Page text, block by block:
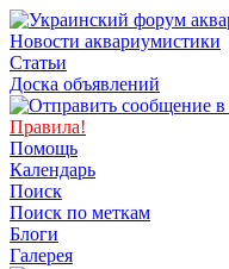
Новости аквариумистики
Статьи
Доска объявлений
Правила!
Помощь
Календарь
Поиск
Поиск по меткам
Блоги
Галерея